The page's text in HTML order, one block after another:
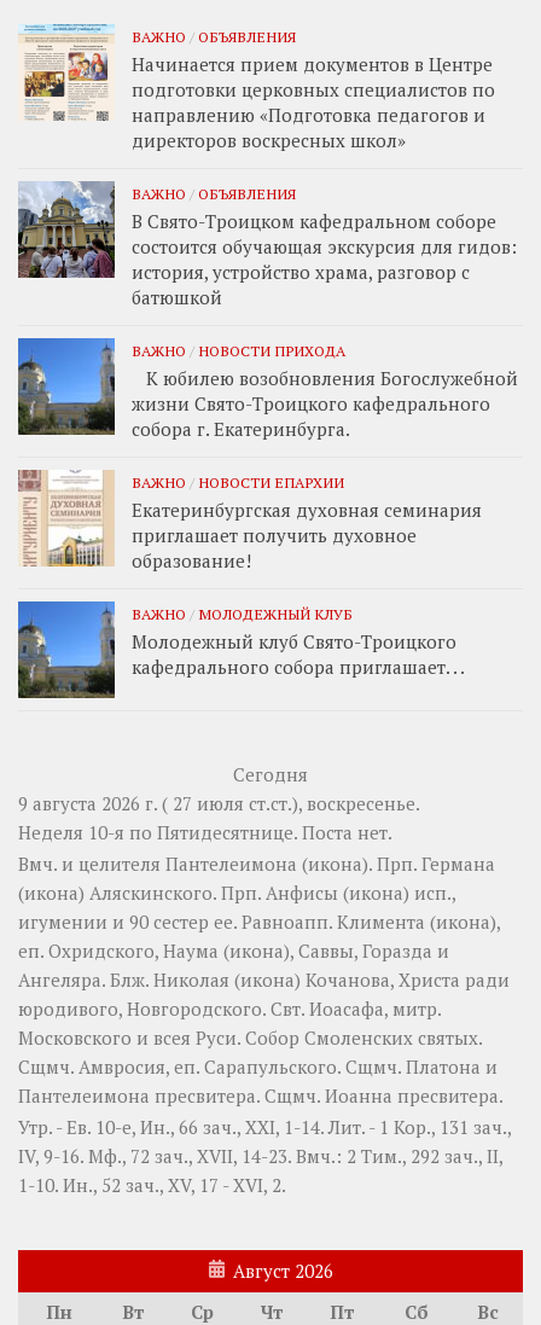
ВАЖНО / ОБЪЯВЛЕНИЯ
Начинается прием документов в Центре
подготовки церковных специалистов по
направлению «Подготовка педагогов и
директоров воскресных школ»
ВАЖНО / ОБЪЯВЛЕНИЯ
В Свято-Троицком кафедральном соборе
состоится обучающая экскурсия для гидов:
история, устройство храма, разговор с
батюшкой
ВАЖНО / НОВОСТИ ПРИХОДА
К юбилею возобновления Богослужебной
жизни Свято-Троицкого кафедрального
собора г. Екатеринбурга.
ВАЖНО / НОВОСТИ ЕПАРХИИ
Екатеринбургская духовная семинария
приглашает получить духовное
образование!
ВАЖНО / МОЛОДЕЖНЫЙ КЛУБ
Молодежный клуб Свято-Троицкого
кафедрального собора приглашает. . .
Сегодня
9 августа 2026 г. ( 27 июля ст.ст.), воскресенье.
Неделя 10-я по Пятидесятнице. Поста нет.
Вмч. и целителя Пантелеимона (икона). Прп. Германа
(икона) Аляскинского. Прп. Анфисы (икона) исп.,
игумении и 90 сестер ее. Равноапп. Климента (икона),
еп. Охридского, Наума (икона), Саввы, Горазда и
Ангеляра. Блж. Николая (икона) Кочанова, Христа ради
юродивого, Новгородского. Свт. Иоасафа, митр.
Московского и всея Руси. Собор Смоленских святых.
Сщмч. Амвросия, еп. Сарапульского. Сщмч. Платона и
Пантелеимона пресвитера. Сщмч. Иоанна пресвитера.
Утр. - Ев. 10-е, Ин., 66 зач., XXI, 1-14.Лит. - 1 Кор., 131 зач.,
IV, 9-16. Мф., 72 зач., XVII, 14-23. Вмч.: 2 Тим., 292 зач., II,
1-10. Ин., 52 зач., XV, 17 - XVI, 2.
Август 2026
Пн
Вт Ср Чт Пт Сб
Вс